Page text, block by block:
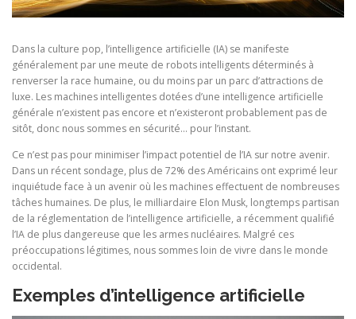
Dans la culture pop, l’intelligence artificielle (IA) se manifeste
généralement par une meute de robots intelligents déterminés à
renverser la race humaine, ou du moins par un parc d’attractions de
luxe. Les machines intelligentes dotées d’une intelligence artificielle
générale n’existent pas encore et n’existeront probablement pas de
sitôt, donc nous sommes en sécurité… pour l’instant.
Ce n’est pas pour minimiser l’impact potentiel de l’IA sur notre avenir.
Dans un récent sondage, plus de 72% des Américains ont exprimé leur
inquiétude face à un avenir où les machines effectuent de nombreuses
tâches humaines. De plus, le milliardaire Elon Musk, longtemps partisan
de la réglementation de l’intelligence artificielle, a récemment qualifié
l’IA de plus dangereuse que les armes nucléaires. Malgré ces
préoccupations légitimes, nous sommes loin de vivre dans le monde
occidental.
Exemples d’intelligence artificielle